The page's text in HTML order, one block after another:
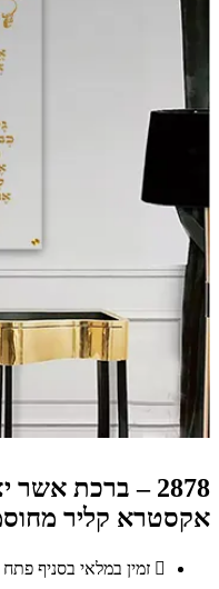
2878 – ברכת
אקסטרא קליר
זמין במלאי בסניף